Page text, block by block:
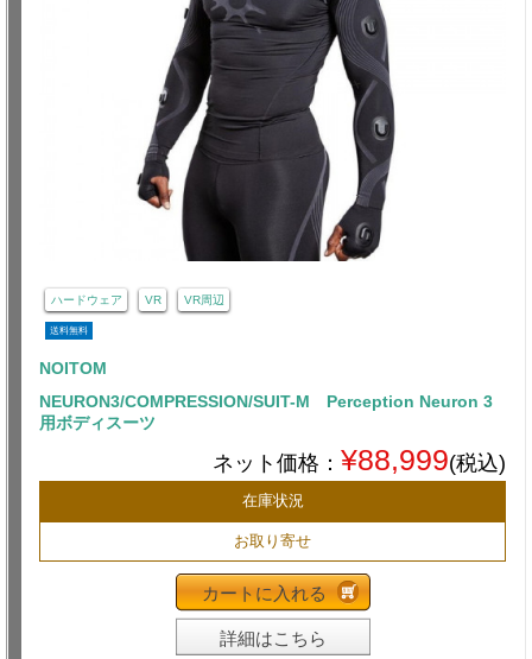
ハードウェア VR VR周辺
送料無料
NOITOM
NEURON3/COMPRESSION/SUIT-M Perception Neuron 3
用ボディスーツ
ネット価格： ¥88,999(税込)
在庫状況
お取り寄せ
カートに入れる
詳細はこちら